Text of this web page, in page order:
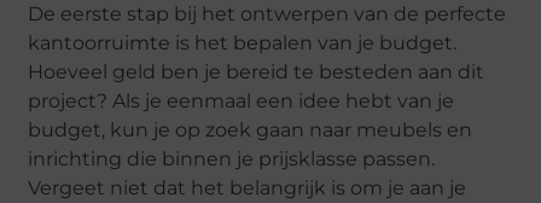
De eerste stap bij het ontwerpen van de perfecte
kantoorruimte is het bepalen van je budget.
Hoeveel geld ben je bereid te besteden aan dit
project? Als je eenmaal een idee hebt van je
budget, kun je op zoek gaan naar meubels en
inrichting die binnen je prijsklasse passen.
Vergeet niet dat het belangrijk is om je aan je